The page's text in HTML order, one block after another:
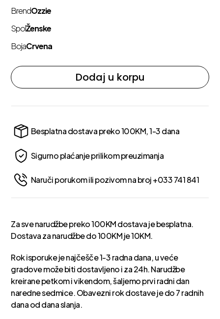
BrendOzzie
SpolŽenske
BojaCrvena
Dodaj u korpu
Besplatna dostava preko 100KM, 1-3 dana
Sigurno plaćanje prilikom preuzimanja
Naruči porukom ili pozivom na broj +033 741 841
Za sve narudžbe preko 100KM dostava je besplatna.
Dostava za narudžbe do 100KM je 10KM.
Rok isporuke je najčešče 1-3 radna dana, u veće
gradove može biti dostavljeno i za 24h. Narudžbe
kreirane petkom i vikendom, šaljemo prvi radni dan
naredne sedmice. Obavezni rok dostave je do 7 radnih
dana od dana slanja.